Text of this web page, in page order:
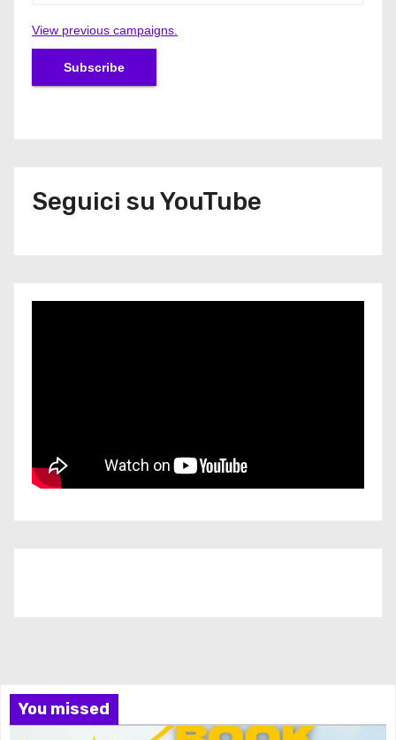
View previous campaigns.
Seguici su YouTube
You missed